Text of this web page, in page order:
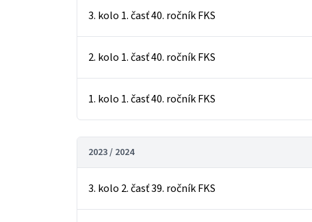
3. kolo 1. časť 40. ročník FKS
2. kolo 1. časť 40. ročník FKS
1. kolo 1. časť 40. ročník FKS
2023 / 2024
3. kolo 2. časť 39. ročník FKS